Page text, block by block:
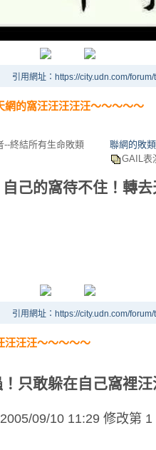
引用網址：https://city.udn.com/
的窩汪汪汪汪汪～～～～～
--終結所有生命敗類
聯網的敗類
GAIL表
己的窩待不住！轉
引用網址：https://city.udn.com/
汪汪汪～～～～～
只敢躲在自己窩裡
2005/09/10 11:29 修改第 1